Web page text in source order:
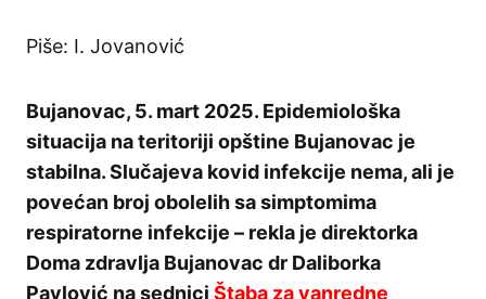
Piše: I. Jovanović
Bujanovac, 5. mart 2025. Epidemiološka
situacija na teritoriji opštine Bujanovac je
stabilna. Slučajeva kovid infekcije nema, ali je
povećan broj obolelih sa simptomima
respiratorne infekcije – rekla je direktorka
Doma zdravlja Bujanovac dr Daliborka
Pavlović na sednici Štaba za vanredne